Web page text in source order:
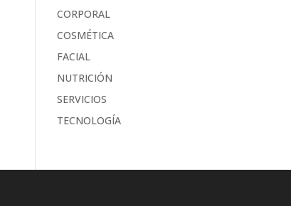
CORPORAL
COSMÉTICA
FACIAL
NUTRICIÓN
SERVICIOS
TECNOLOGÍA